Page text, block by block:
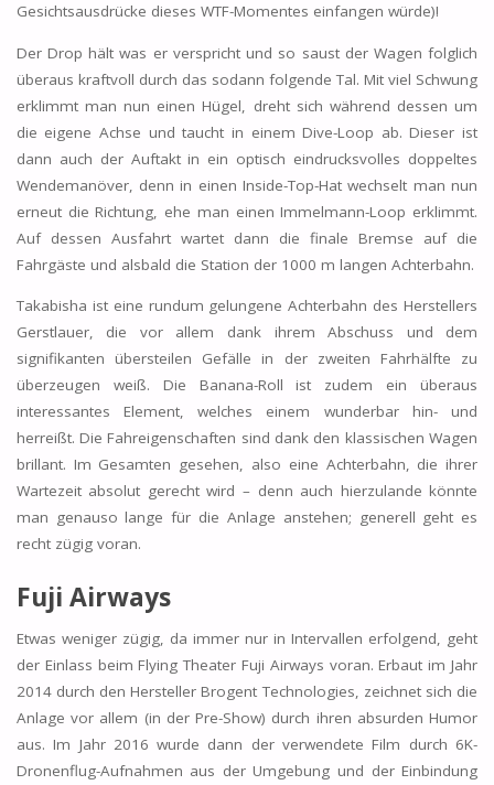
Gesichtsausdrücke dieses WTF-Momentes einfangen würde)!
Der Drop hält was er verspricht und so saust der Wagen folglich
überaus kraftvoll durch das sodann folgende Tal. Mit viel Schwung
erklimmt man nun einen Hügel, dreht sich während dessen um
die eigene Achse und taucht in einem Dive-Loop ab. Dieser ist
dann auch der Auftakt in ein optisch eindrucksvolles doppeltes
Wendemanöver, denn in einen Inside-Top-Hat wechselt man nun
erneut die Richtung, ehe man einen Immelmann-Loop erklimmt.
Auf dessen Ausfahrt wartet dann die finale Bremse auf die
Fahrgäste und alsbald die Station der 1000 m langen Achterbahn.
Takabisha ist eine rundum gelungene Achterbahn des Herstellers
Gerstlauer, die vor allem dank ihrem Abschuss und dem
signifikanten übersteilen Gefälle in der zweiten Fahrhälfte zu
überzeugen weiß. Die Banana-Roll ist zudem ein überaus
interessantes Element, welches einem wunderbar hin- und
herreißt. Die Fahreigenschaften sind dank den klassischen Wagen
brillant. Im Gesamten gesehen, also eine Achterbahn, die ihrer
Wartezeit absolut gerecht wird – denn auch hierzulande könnte
man genauso lange für die Anlage anstehen; generell geht es
recht zügig voran.
Fuji Airways
Etwas weniger zügig, da immer nur in Intervallen erfolgend, geht
der Einlass beim Flying Theater Fuji Airways voran. Erbaut im Jahr
2014 durch den Hersteller Brogent Technologies, zeichnet sich die
Anlage vor allem (in der Pre-Show) durch ihren absurden Humor
aus. Im Jahr 2016 wurde dann der verwendete Film durch 6K-
Dronenflug-Aufnahmen aus der Umgebung und der Einbindung